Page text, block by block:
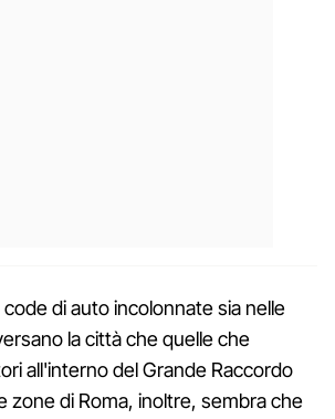
di auto incolonnate sia nelle
la città che quelle che
all'interno del Grande Raccordo
zone di Roma, inoltre, sembra che